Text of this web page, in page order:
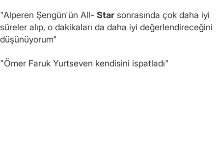
"Alperen Şengün'ün All- Star sonrasında çok daha iyi
süreler alıp, o dakikaları da daha iyi değerlendireceğini
düşünüyorum"
"Ömer Faruk Yurtseven kendisini ispatladı"